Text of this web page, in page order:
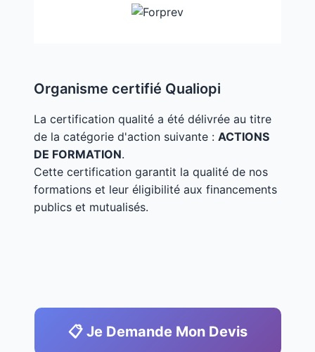
Organisme certifié Qualiopi
La certification qualité a été délivrée au titre
de la catégorie d'action suivante : ACTIONS
DE FORMATION.
Cette certification garantit la qualité de nos
formations et leur éligibilité aux financements
publics et mutualisés.
📋 Je Demande Mon Devis